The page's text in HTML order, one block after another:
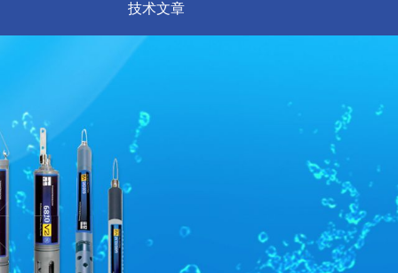
技术文章